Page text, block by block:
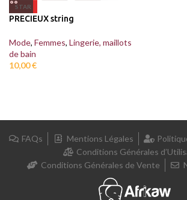
STAR
PRECIEUX string
Mode, Femmes, Lingerie, maillots
de bain
10,00€
FAQs Mentions Légales
Conditions Générales
Conditions Générales de Vente